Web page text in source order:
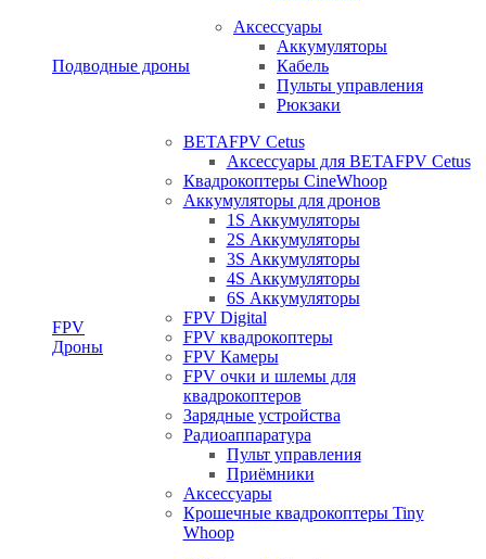
Подводные дроны
Аксессуары
Аккумуляторы
Кабель
Пульты управления
Рюкзаки
FPV
Дроны
BETAFPV Cetus
Аксессуары для BETAFPV Cetus
Квадрокоптеры CineWhoop
Аккумуляторы для дронов
1S Аккумуляторы
2S Аккумуляторы
3S Аккумуляторы
4S Аккумуляторы
6S Аккумуляторы
FPV Digital
FPV квадрокоптеры
FPV Камеры
FPV очки и шлемы для
квадрокоптеров
Зарядные устройства
Радиоаппаратура
Пульт управления
Приёмники
Аксессуары
Крошечные квадрокоптеры Tiny
Whoop